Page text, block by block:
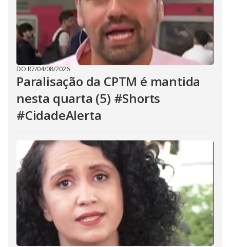
DO R7/04/08/2026
Paralisação da CPTM é mantida
nesta quarta (5) #Shorts
#CidadeAlerta